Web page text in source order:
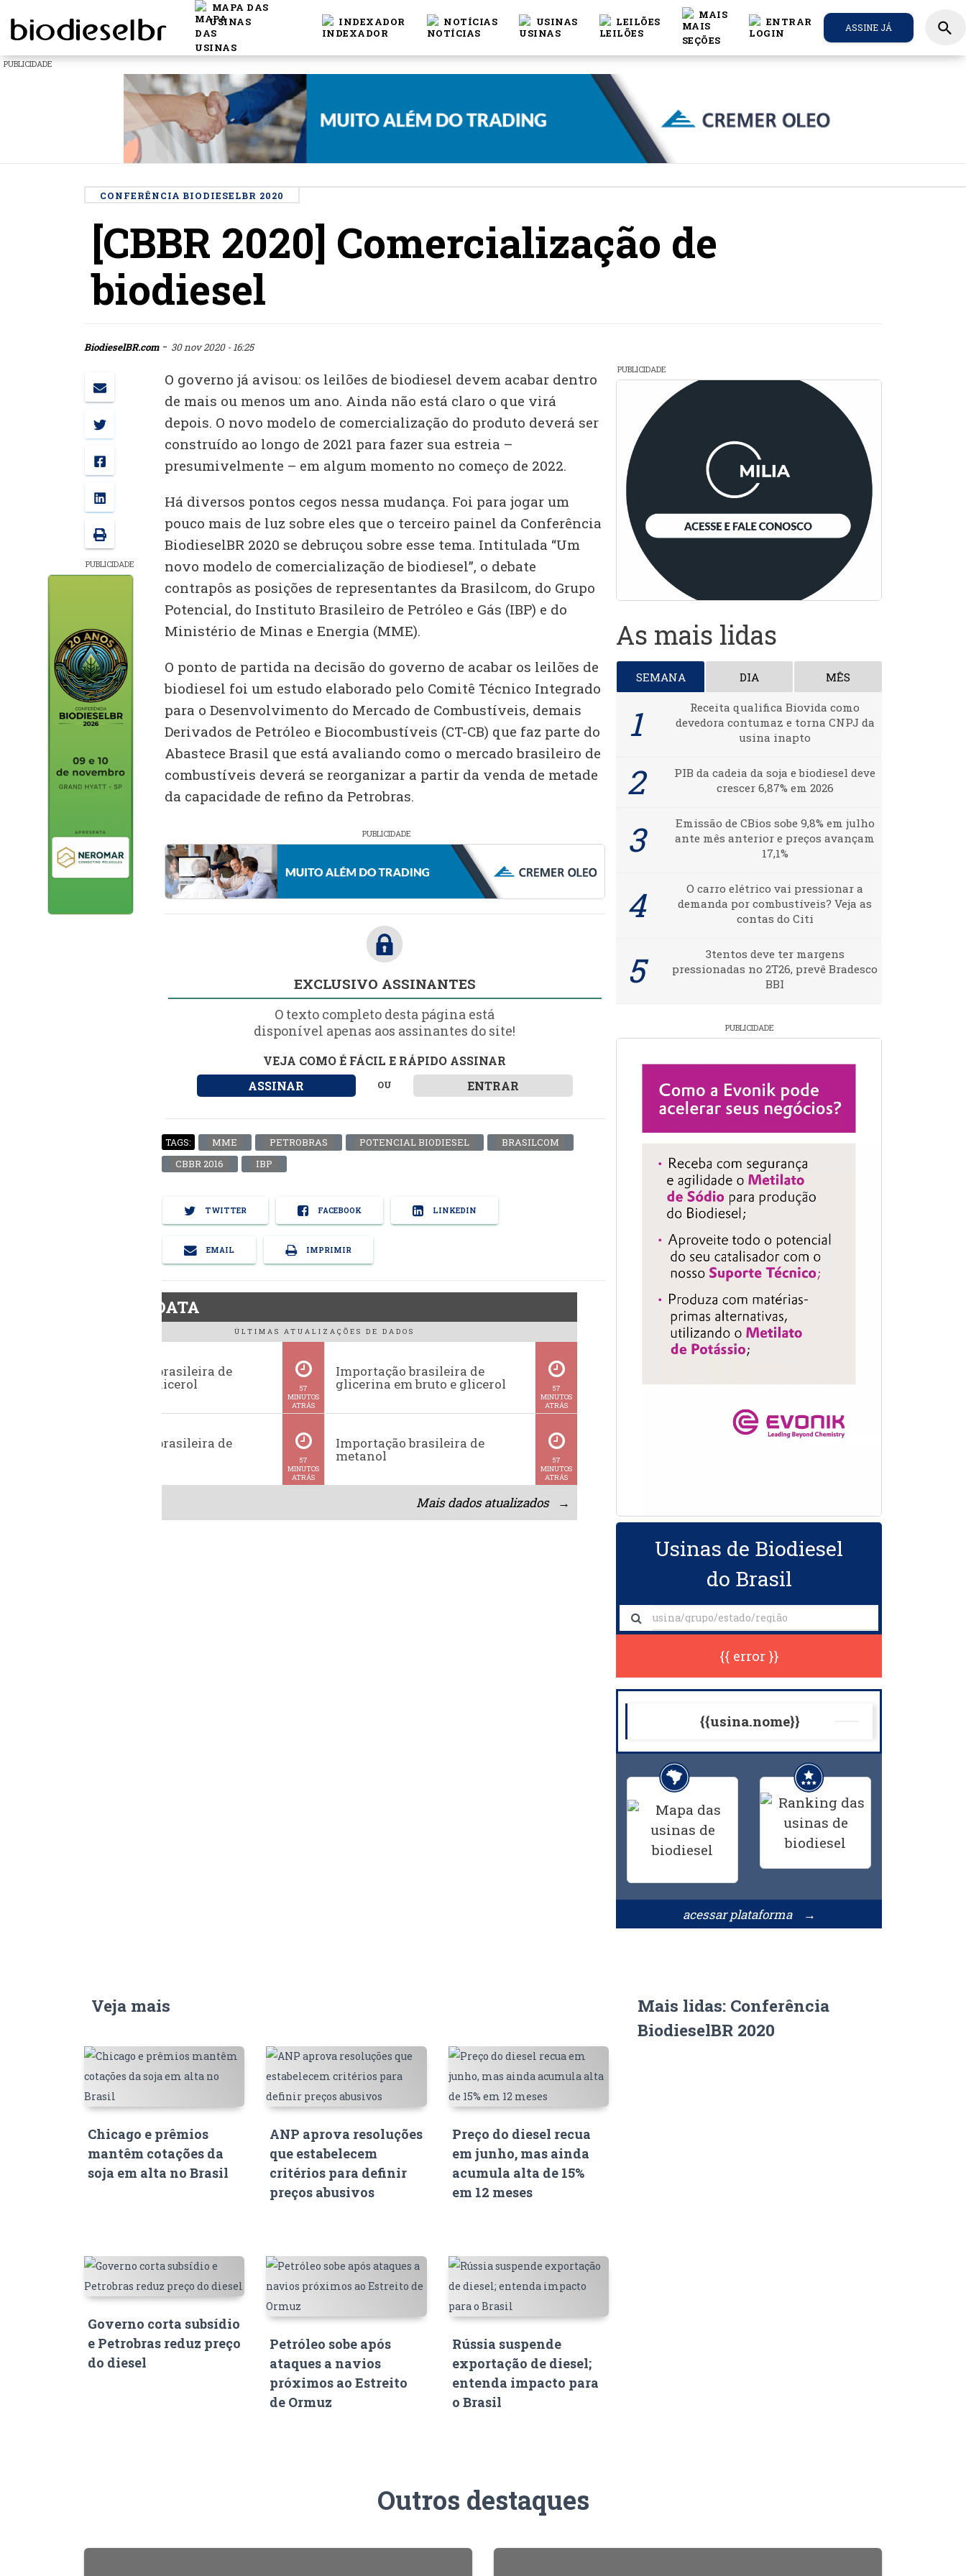
MAPA DAS
USINAS
INDEXADOR NOTÍCIAS USINAS LEILÕES
MAIS
ENTRAR ASSINE JÁ search
PUBLICIDADE
CONFERÊNCIA BIODIESELBR 2020
[CBBR 2020] Comercialização de
biodiesel
BiodieselBR.com- 30 nov 2020 - 16:25
PUBLICIDADE
O governo já avisou: os leilões de biodiesel devem acabar dentro
de mais ou menos um ano. Ainda não está claro o que virá
depois. O novo modelo de comercialização do produto deverá ser
construído ao longo de 2021 para fazer sua estreia –
presumivelmente – em algum momento no começo de 2022.
Há diversos pontos cegos nessa mudança. Foi para jogar um
pouco mais de luz sobre eles que o terceiro painel da Conferência
BiodieselBR 2020 se debruçou sobre esse tema. Intitulada “Um
novo modelo de comercialização de biodiesel”, o debate
contrapôs as posições de representantes da Brasilcom, do Grupo
Potencial, do Instituto Brasileiro de Petróleo e Gás (IBP) e do
Ministério de Minas e Energia (MME).
O ponto de partida na decisão do governo de acabar os leilões de
biodiesel foi um estudo elaborado pelo Comitê Técnico Integrado
para o Desenvolvimento do Mercado de Combustíveis, demais
Derivados de Petróleo e Biocombustíveis (CT-CB) que faz parte do
Abastece Brasil que está avaliando como o mercado brasileiro de
combustíveis deverá se reorganizar a partir da venda de metade
da capacidade de refino da Petrobras.
PUBLICIDADE
EXCLUSIVO ASSINANTES
O texto completo desta página está
disponível apenas aos assinantes do site!
VEJA COMO É FÁCIL E RÁPIDO ASSINAR
ASSINAR
OU ENTRAR
TAGS: MME PETROBRAS POTENCIAL BIODIESEL
BRASILCOM
CBBR 2016
IBP
TWITTER FACEBOOK LINKEDIN
EMAIL IMPRIMIR
BiodieselDATA
ÚLTIMAS ATUALIZAÇÕES DE DADOS
Exportação brasileira de
glicerina e glicerol
57
MINUTOS
ATRÁS
Importação brasileira de
glicerina em bruto e glicerol
57
MINUTOS
ATRÁS
Exportação brasileira de
57
MINUTOS
ATRÁS
Importação brasileira de
metanol
57
MINUTOS
ATRÁS
Mais dados atualizados →
PUBLICIDADE
As mais lidas
SEMANA DIA MÊS
Receita qualifica Biovida como
devedora contumaz e torna CNPJ da
usina inapto
PIB da cadeia da soja e biodiesel deve
crescer 6,87% em 2026
Emissão de CBios sobe 9,8% em julho
ante mês anterior e preços avançam
17,1%
O carro elétrico vai pressionar a
demanda por combustíveis? Veja as
contas do Citi
3tentos deve ter margens
pressionadas no 2T26, prevê Bradesco
BBI
PUBLICIDADE
Usinas de Biodiesel
do Brasil
{{ error }}
{{usina.nome}}
acessar plataforma →
Veja mais
Chicago e prêmios
mantêm cotações da
soja em alta no Brasil
ANP aprova resoluções
que estabelecem
critérios para definir
preços abusivos
Preço do diesel recua
em junho, mas ainda
acumula alta de 15%
em 12 meses
Governo corta subsídio
e Petrobras reduz preço
do diesel
Petróleo sobe após
ataques a navios
próximos ao Estreito
de Ormuz
Rússia suspende
exportação de diesel;
entenda impacto para
o Brasil
Mais lidas: Conferência
BiodieselBR 2020
Outros destaques